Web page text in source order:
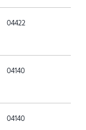
04422
04140
04140